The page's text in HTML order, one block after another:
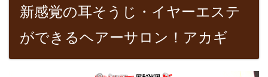
新感覚の耳そうじ・イヤーエステ
ができるヘアーサロン！アカギ